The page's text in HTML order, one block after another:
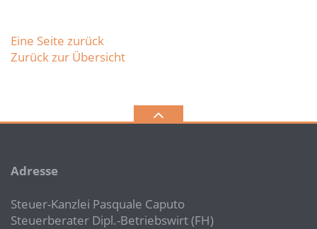
Eine Seite zurück
Zurück zur Übersicht
Adresse
Steuer-Kanzlei Pasquale Caputo
Steuerberater Dipl.-Betriebswirt (FH)